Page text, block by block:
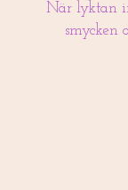
När lyktan
smycken